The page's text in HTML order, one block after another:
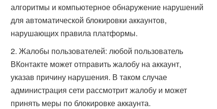
алгоритмы и компьютерное обнаружение нарушений
для автоматической блокировки аккаунтов,
нарушающих правила платформы.
Жалобы пользователей: любой пользователь
ВКонтакте может отправить жалобу на аккаунт,
указав причину нарушения. В таком случае
администрация сети рассмотрит жалобу и может
принять меры по блокировке аккаунта.